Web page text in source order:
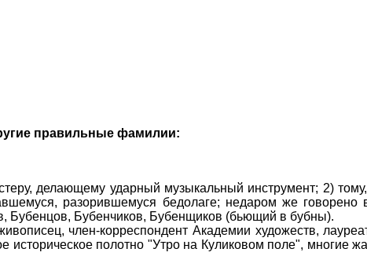
правильные фамилии:
делающему ударный музыкальный инструмент; 2) тому,
разорившемуся бедолаге; недаром же говорено
Бубенцов, Бубенчиков, Бубенщиков (бьющий в бубны).
член-корреспондент Академии художеств, лауреат
историческое полотно "Утро на Куликовом поле", многие